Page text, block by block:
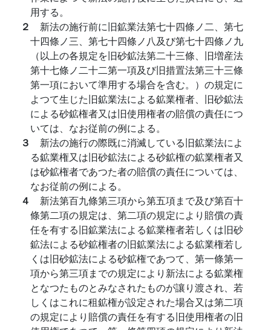
用する。
２ 新法の施行前に旧鉱業法第七十四條ノ二、第七
十四條ノ三、第七十四條ノ八及び第七十四條ノ九
（以上の各規定を旧砂鉱法第二十三條、旧増産法
第十七條ノ二十二第一項及び旧措置法第三十三條
第一項において準用する場合を含む。）の規定に
よつて生じた旧鉱業法による鉱業権者、旧砂鉱法
による砂鉱権者又は旧使用権者の賠償の責任につ
いては、なお従前の例による。
３ 新法の施行の際既に消滅している旧鉱業法によ
る鉱業権又は旧砂鉱法による砂鉱権の鉱業権者又
は砂鉱権者であつた者の賠償の責任については、
なお従前の例による。
４ 新法第百九條第三項から第五項まで及び第百十
條第二項の規定は、第二項の規定により賠償の責
任を有する旧鉱業法による鉱業権者若しくは旧砂
鉱法による砂鉱権者の旧鉱業法による鉱業権若し
くは旧砂鉱法による砂鉱権であつて、第一條第一
項から第三項までの規定により新法による鉱業権
となつたものとみなされたものが讓り渡され、若
しくはこれに租鉱権が設定された場合又は第二項
の規定により賠償の責任を有する旧使用権者の旧